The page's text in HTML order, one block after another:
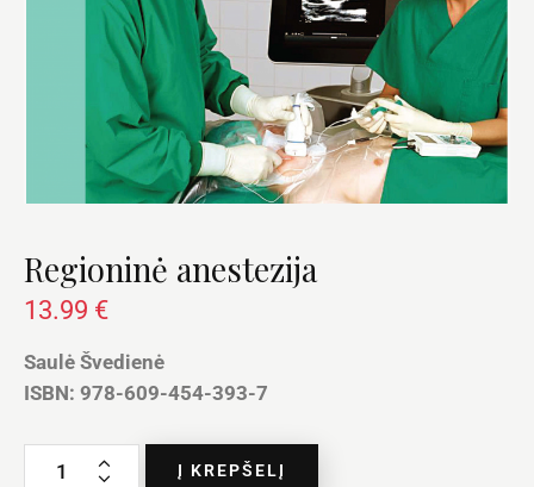
Regioninė anestezija
13.99 €
Saulė Švedienė
ISBN: 978-609-454-393-7
Į KREPŠELĮ